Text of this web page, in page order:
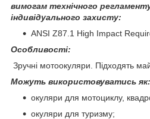
вимогам технічного
індивідуального захисту:
ANSI Z87.1 High Impact
Особливості:
Зручні мотоокуляри. Підходять
Можуть використовуватись як:
окуляри для мотоциклу,
окуляри для туризму;